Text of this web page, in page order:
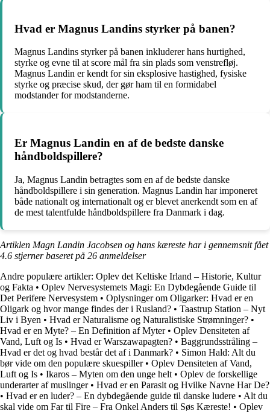
Hvad er Magnus Landins styrker på banen?
Magnus Landins styrker på banen inkluderer hans hurtighed,
styrke og evne til at score mål fra sin plads som venstrefløj.
Magnus Landin er kendt for sin eksplosive hastighed, fysiske
styrke og præcise skud, der gør ham til en formidabel
modstander for modstanderne.
Er Magnus Landin en af de bedste danske
håndboldspillere?
Ja, Magnus Landin betragtes som en af de bedste danske
håndboldspillere i sin generation. Magnus Landin har imponeret
både nationalt og internationalt og er blevet anerkendt som en af
de mest talentfulde håndboldspillere fra Danmark i dag.
Artiklen Magn Landin Jacobsen og hans kæreste har i gennemsnit fået
4.6 stjerner baseret på 26 anmeldelser
Andre populære artikler: Oplev det Keltiske Irland – Historie, Kultur
og Fakta • Oplev Nervesystemets Magi: En Dybdegående Guide til
Det Perifere Nervesystem • Oplysninger om Oligarker: Hvad er en
Oligark og hvor mange findes der i Rusland? • Taastrup Station – Nyt
Liv i Byen • Hvad er Naturalisme og Naturalistiske Strømninger? •
Hvad er en Myte? – En Definition af Myter• Oplev Densiteten af
Vand, Luft og Is • Hvad er Warszawapagten? • Baggrundsstråling –
Hvad er det og hvad består det af i Danmark? • Simon Hald: Alt du
bør vide om den populære skuespiller• Oplev Densiteten af Vand,
Luft og Is • Ikaros – Myten om den unge helt • Oplev de forskellige
underarter af muslinger• Hvad er en Parasit og Hvilke Navne Har De?
• Hvad er en luder? – En dybdegående guide til danske ludere • Alt du
skal vide om Far til Fire – Fra Onkel Anders til Søs Kæreste! • Oplev